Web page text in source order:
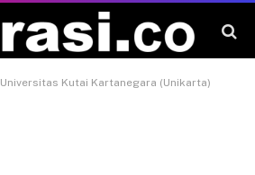
Universitas Kutai Kartanegara (Unikarta)